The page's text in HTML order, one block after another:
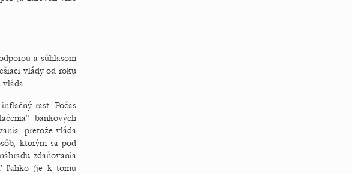
a súhlasom
vlády od roku
vláda.
rast. Počas
bankových
pretože vláda
ktorým sa pod
zdaňovania
ľahko (je k tomu